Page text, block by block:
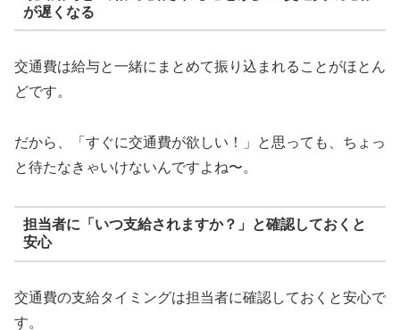
が遅くなる
交通費は給与と一緒にまとめて振り込まれることがほとん
どです。
だから、「すぐに交通費が欲しい！」と思っても、ちょっ
と待たなきゃいけないんですよね〜。
担当者に「いつ支給されますか？」と確認しておくと
安心
交通費の支給タイミングは担当者に確認しておくと安心で
す。